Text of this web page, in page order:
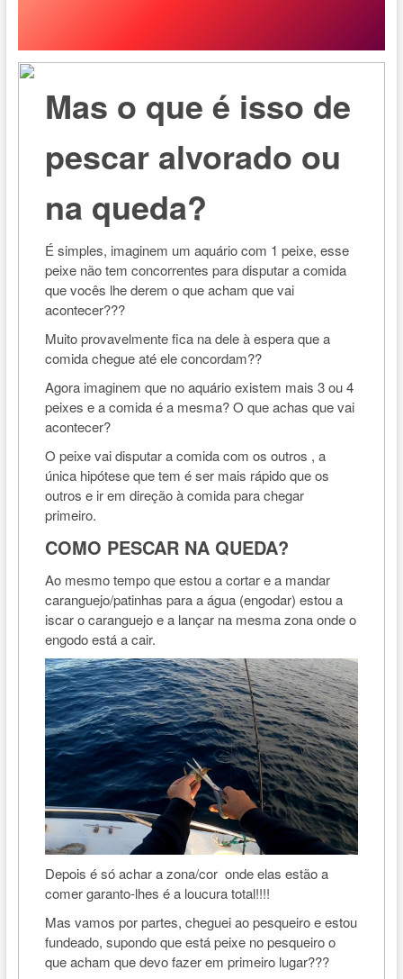
Mas o que é isso de
pescar alvorado ou
na queda?
É simples, imaginem um aquário com 1 peixe, esse
peixe não tem concorrentes para disputar a comida
que vocês lhe derem o que acham que vai
acontecer???
Muito provavelmente fica na dele à espera que a
comida chegue até ele concordam??
Agora imaginem que no aquário existem mais 3 ou 4
peixes e a comida é a mesma? O que achas que vai
acontecer?
O peixe vai disputar a comida com os outros , a
única hipótese que tem é ser mais rápido que os
outros e ir em direção à comida para chegar
primeiro.
COMO PESCAR NA QUEDA?
Ao mesmo tempo que estou a cortar e a mandar
caranguejo/patinhas para a água (engodar) estou a
iscar o caranguejo e a lançar na mesma zona onde o
engodo está a cair.
Depois é só achar a zona/cor onde elas estão a
comer garanto-lhes é a loucura total!!!!
Mas vamos por partes, cheguei ao pesqueiro e estou
fundeado, supondo que está peixe no pesqueiro o
que acham que devo fazer em primeiro lugar???